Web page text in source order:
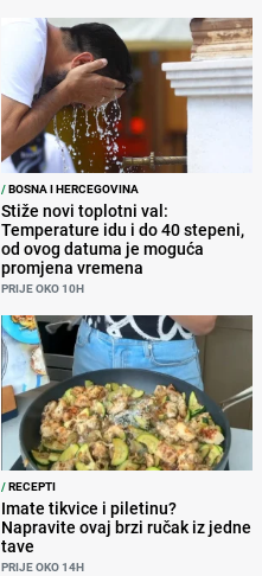
/BOSNA I HERCEGOVINA
Stiže novi toplotni val:
Temperature idu i do 40 stepeni,
od ovog datuma je moguća
promjena vremena
PRIJE OKO 10H
/RECEPTI
Imate tikvice i piletinu?
Napravite ovaj brzi ručak iz jedne
tave
PRIJE OKO 14H